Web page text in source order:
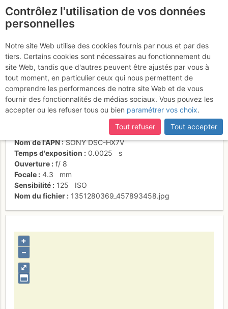
Tchao Bella - L4 - 6b+
Activités
Date/heure
7 oct. 2012 13:38
Contributeur
Véro38
collaboratif (CC by-sa)
Nom de l'APN
SONY DSC-HX7V
Temps d'exposition
0.0025
s
Ouverture
f/ 8
Focale
4.3
mm
Sensibilité
125
ISO
Nom du fichier
1351280369_457893458.jpg
⤢
+
–
Contrôlez l'utilisation de vos données
personnelles
Notre site Web utilise des cookies fournis par nous et par des
tiers. Certains cookies sont nécessaires au fonctionnement du
site Web, tandis que d'autres peuvent être ajustés par vous à
tout moment, en particulier ceux qui nous permettent de
comprendre les performances de notre site Web et de vous
fournir des fonctionnalités de médias sociaux. Vous pouvez les
accepter ou les refuser tous ou bien paramétrer vos choix.
Tout refuser
Tout accepter